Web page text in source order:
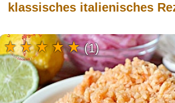
klassisches italienisches
(1)